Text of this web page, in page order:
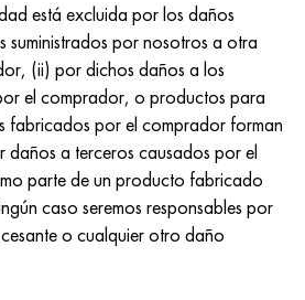
está excluida por los daños
suministrados por nosotros a otra
(ii) por dichos daños a los
el comprador, o productos para
fabricados por el comprador forman
daños a terceros causados por el
parte de un producto fabricado
caso seremos responsables por
o cualquier otro daño